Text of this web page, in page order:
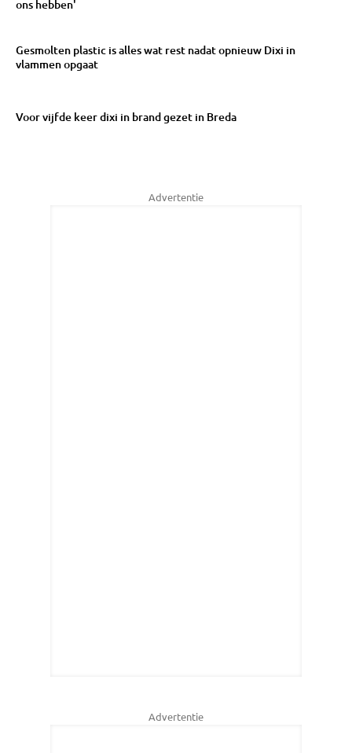
ons hebben'
Gesmolten plastic is alles wat rest nadat opnieuw Dixi in
vlammen opgaat
Voor vijfde keer dixi in brand gezet in Breda
Advertentie
Advertentie